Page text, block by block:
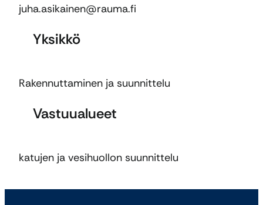
juha.asikainen@rauma.fi
Yksikkö
Rakennuttaminen ja suunnittelu
Vastuualueet
katujen ja vesihuollon suunnittelu